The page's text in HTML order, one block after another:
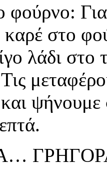
φούρνο:
στο
λάδι στο